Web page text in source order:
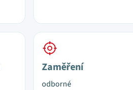
Zaměření
odborné